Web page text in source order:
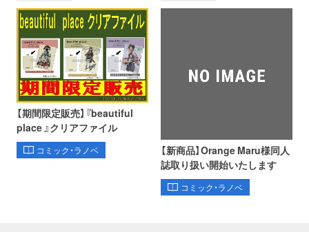
【期間限定販売】『beautiful
place 』クリアファイル
コミック・ラノベ
【新商品】Orange Maru様同人
誌取り扱い開始いたします
コミック・ラノベ